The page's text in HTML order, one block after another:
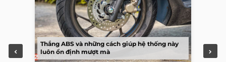
Thắng ABS và những cách giúp hệ thống này
luôn ổn định mượt mà